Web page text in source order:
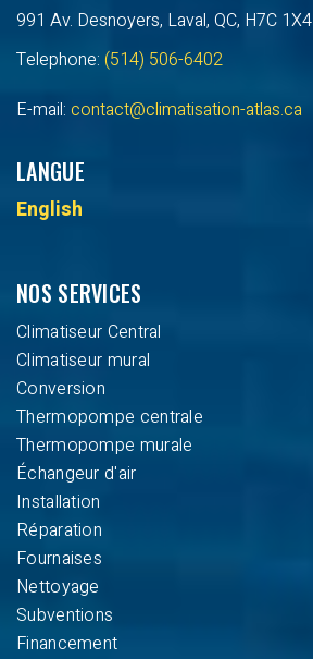
991 Av. Desnoyers, Laval, QC, H7C 1X4
Telephone: (514) 506-6402
E-mail: contact@climatisation-atlas.ca
LANGUE
English
NOS SERVICES
Climatiseur Central
Climatiseur mural
Conversion
Thermopompe centrale
Thermopompe murale
Échangeur d'air
Installation
Réparation
Fournaises
Nettoyage
Subventions
Financement